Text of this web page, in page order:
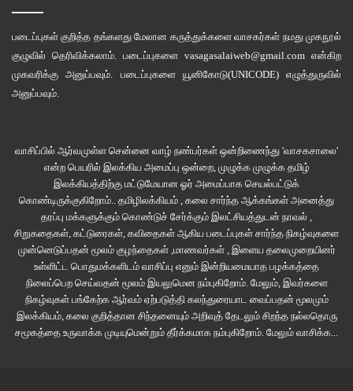
படைப்புகள் குறித்த தங்களது மேலான கருத்துக்களை வாசகர்கள் நமது முகநூல்
குழுவில் தெரிவிக்கலாம். படைப்புகளை vasagasalaiweb@gmail.com என்கிற
முகவரிக்கு அனுப்பவும். படைப்புகளை யூனிகோடு(UNICODE)எழுத்துருவில்
அனுப்பவும்.
வாசிப்பில் ஆர்வமுள்ள சென்னை வாழ் நண்பர்கள் ஒன்றிணைந்து 'வாசகசாலை'
என்ற பெயரில் இலக்கிய அமைப்பு ஒன்றை, முழுக்க முழுக்க தமிழ்
இலக்கியத்திற்கு மட்டுமேயான ஓர் அமைப்பாக செயல்பட்டுக்
கொண்டிருக்குகிறோம்.. தமிழிலக்கியம் , கலை சார்ந்த ஆக்கங்கள் அனைத்து
தரப்பு மக்களுக்கும் கொண்டுச் சேர்க்கும் இலட்சியத்துடன் நாவல் ,
சிறுகதைகள், கட்டுரைகள், கவிதைகள் ஆகிய படைப்புகள் சார்ந்த நிகழ்வுகளை
முன்னெடுப்பதன் மூலம் குழந்தைகள் ,மாணவர்கள் , இளைய தலைமுறையினர்
உள்ளிட்ட பொதுமக்களிடம் வாசிப்பு எனும் இன்றியமையாத பழக்கத்தை
நிலைப்பெற செய்வதன் மூலம் இயலுமென நம்புகிறோம். மேலும், இவர்களை
நிகழ்வுகள் பங்கேற்க ஆர்வம் ஏற்படுத்தி கலந்துரையாட வைப்பதன் மூலமும்
இலக்கியம், கலை குறித்தான சிந்தனையும் அறிவுத் தேடலும் சிறந்த நல்லதொரு
சமூகத்தை உருவாக்க முடியுமென்றும் தீர்க்கமாக நம்புகிறோம். மேலும் வாசிக்க...